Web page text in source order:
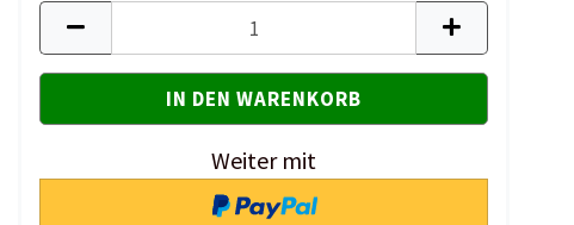
Weiter mit